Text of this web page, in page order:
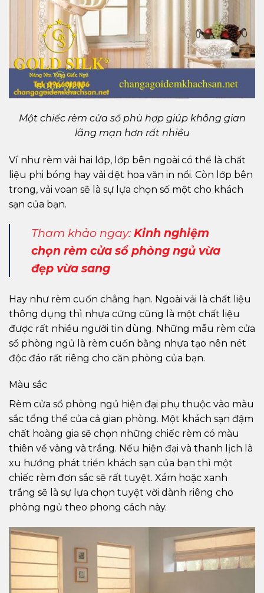
Một chiếc rèm cửa sổ phù hợp giúp không gian
lãng mạn hơn rất nhiều
Ví như rèm vải hai lớp, lớp bên ngoài có thể là chất
liệu phi bóng hay vải dệt hoa văn in nổi. Còn lớp bên
trong, vải voan sẽ là sự lựa chọn số một cho khách
sạn của bạn.
Tham khảo ngay: Kinh nghiệm
chọn rèm cửa sổ phòng ngủ vừa
đẹp vừa sang
Hay như rèm cuốn chẳng hạn. Ngoài vải là chất liệu
thông dụng thì nhựa cứng cũng là một chất liệu
được rất nhiều người tin dùng. Những mẫu rèm cửa
sổ phòng ngủ là rèm cuốn bằng nhựa tạo nên nét
độc đáo rất riêng cho căn phòng của bạn.
Màu sắc
Rèm cửa sổ phòng ngủ hiện đại phụ thuộc vào màu
sắc tổng thể của cả gian phòng. Một khách sạn đậm
chất hoàng gia sẽ chọn những chiếc rèm có màu
thiên về vàng và trắng. Nếu hiện đại và thanh lịch là
xu hướng phát triển khách sạn của bạn thì một
chiếc rèm đơn sắc sẽ rất tuyệt. Xám hoặc xanh
trắng sẽ là sự lựa chọn tuyệt vời dành riêng cho
phòng ngủ theo phong cách này.